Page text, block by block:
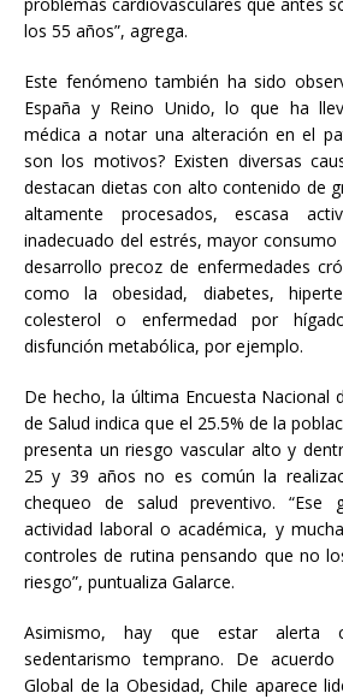
los 55 años”, agrega.
Este fenómeno también ha sido
España y Reino Unido, lo que ha
médica a notar una alteración en el
son los motivos? Existen diversas
destacan dietas con alto contenido de
altamente procesados, escasa
inadecuado del estrés, mayor
desarrollo precoz de enfermedades
como la obesidad, diabetes,
colesterol o enfermedad por
disfunción metabólica, por ejemplo.
De hecho, la última Encuesta Nacional
de Salud indica que el 25.5% de la
presenta un riesgo vascular alto y
25 y 39 años no es común la
chequeo de salud preventivo. “Ese
actividad laboral o académica, y
controles de rutina pensando que no
riesgo”, puntualiza Galarce.
Asimismo, hay que estar alerta
sedentarismo temprano.
De
Global de la Obesidad, Chile aparece